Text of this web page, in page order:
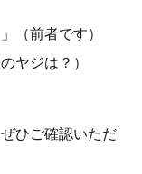
（前者です）
ヤジは？）
ひご確認いただ